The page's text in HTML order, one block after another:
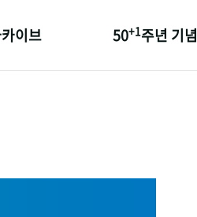
이브 50+1주년 기념